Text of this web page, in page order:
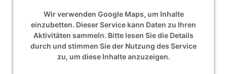
Wir verwenden Google Maps, um Inhalte
einzubetten. Dieser Service kann Daten zu Ihren
Aktivitäten sammeln. Bitte lesen Sie die Details
durch und stimmen Sie der Nutzung des Service
zu, um diese Inhalte anzuzeigen.